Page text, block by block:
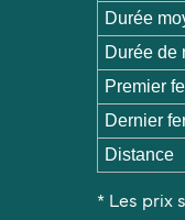
Durée
Durée de
Premier
Dernier
Distance
* Les prix